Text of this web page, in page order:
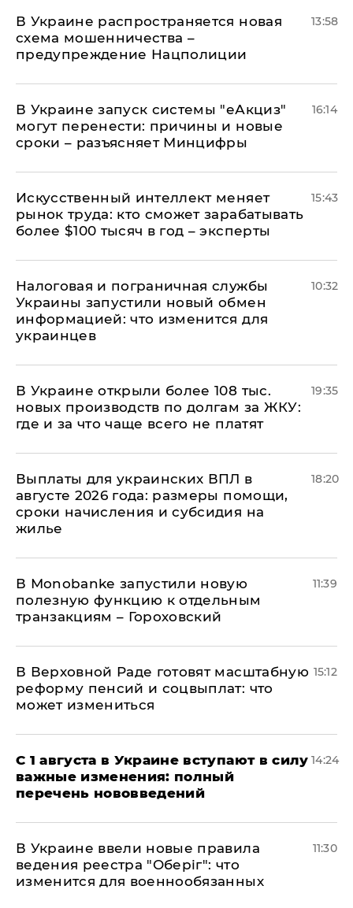
В Украине распространяется новая
схема мошенничества –
предупреждение Нацполиции
13:58
В Украине запуск системы "еАкциз"
могут перенести: причины и новые
сроки – разъясняет Минцифры
16:14
Искусственный интеллект меняет
рынок труда: кто сможет зарабатывать
более $100 тысяч в год – эксперты
15:43
Налоговая и пограничная службы
Украины запустили новый обмен
информацией: что изменится для
украинцев
10:32
В Украине открыли более 108 тыс.
новых производств по долгам за ЖКУ:
где и за что чаще всего не платят
19:35
Выплаты для украинских ВПЛ в
августе 2026 года: размеры помощи,
сроки начисления и субсидия на
жилье
18:20
В Мonobankе запустили новую
полезную функцию к отдельным
транзакциям – Гороховский
11:39
В Верховной Раде готовят масштабную
реформу пенсий и соцвыплат: что
может измениться
15:12
С 1 августа в Украине вступают в силу
важные изменения: полный
перечень нововведений
14:24
В Украине ввели новые правила
ведения реестра "Оберіг": что
изменится для военнообязанных
11:30